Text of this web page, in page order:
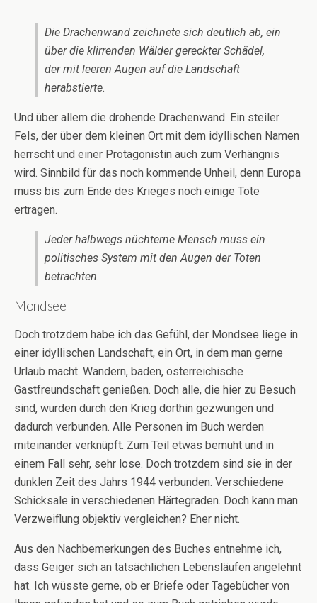
Die Drachenwand zeichnete sich deutlich ab, ein
über die klirrenden Wälder gereckter Schädel,
der mit leeren Augen auf die Landschaft
herabstierte.
Und über allem die drohende Drachenwand. Ein steiler
Fels, der über dem kleinen Ort mit dem idyllischen Namen
herrscht und einer Protagonistin auch zum Verhängnis
wird. Sinnbild für das noch kommende Unheil, denn Europa
muss bis zum Ende des Krieges noch einige Tote
ertragen.
Jeder halbwegs nüchterne Mensch muss ein
politisches System mit den Augen der Toten
betrachten.
Mondsee
Doch trotzdem habe ich das Gefühl, der Mondsee liege in
einer idyllischen Landschaft, ein Ort, in dem man gerne
Urlaub macht. Wandern, baden, österreichische
Gastfreundschaft genießen. Doch alle, die hier zu Besuch
sind, wurden durch den Krieg dorthin gezwungen und
dadurch verbunden. Alle Personen im Buch werden
miteinander verknüpft. Zum Teil etwas bemüht und in
einem Fall sehr, sehr lose. Doch trotzdem sind sie in der
dunklen Zeit des Jahrs 1944 verbunden. Verschiedene
Schicksale in verschiedenen Härtegraden. Doch kann man
Verzweiflung objektiv vergleichen? Eher nicht.
Aus den Nachbemerkungen des Buches entnehme ich,
dass Geiger sich an tatsächlichen Lebensläufen angelehnt
hat. Ich wüsste gerne, ob er Briefe oder Tagebücher von